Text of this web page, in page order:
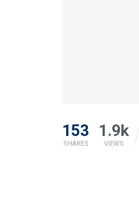
153
SHARES
1.9k
VIEWS